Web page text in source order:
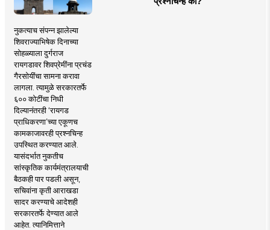
नुकत्याच संपन्न झालेल्या
शिवराज्याभिषेक दिनाच्या
सोहळ्याला दुर्गराज
रायगडावर शिवप्रेमींना प्रचंड
गैरसोयींचा सामना करावा
लागला. त्यामुळे सरकारतर्फे
६०० कोटींचा निधी
दिल्यानंतरही ‘रायगड
प्राधिकरणा’च्या एकूणच
कामकाजावरही प्रश्नचिन्ह
उपस्थित करण्यात आले.
यासंदर्भात नुकतीच
सांस्कृतिक कार्यमंत्रालयाची
बैठकही पार पडली असून,
सचिवांना कृती आराखडा
सादर करण्याचे आदेशही
सरकारतर्फे देण्यात आले
आहेत. त्यानिमित्ताने